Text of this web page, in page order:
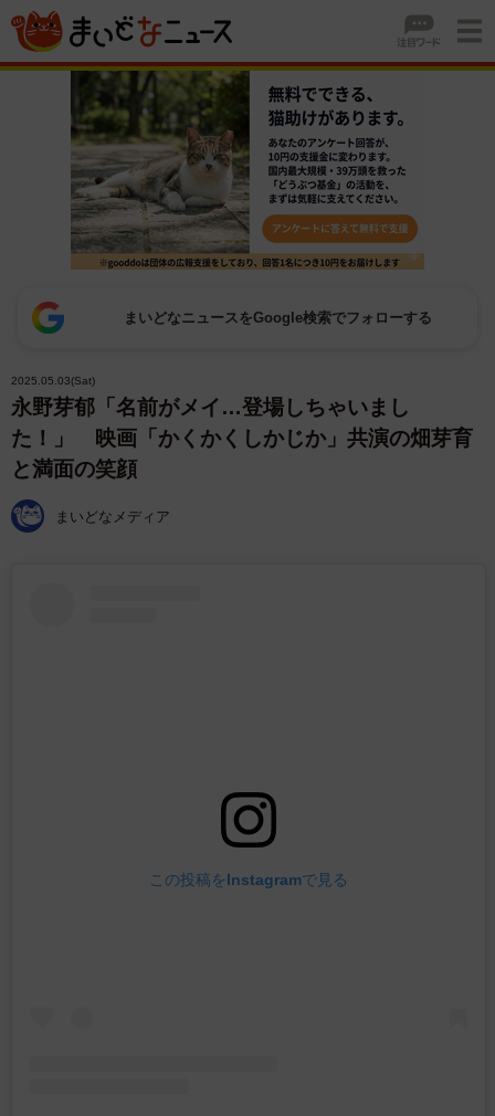
まいどなニュースをGoogle検索でフォローする
2025.05.03(Sat)
永野芽郁「名前がメイ…登場しちゃいまし
た！」 映画「かくかくしかじか」共演の畑芽育
と満面の笑顔
まいどなメディア
この投稿をInstagramで見る